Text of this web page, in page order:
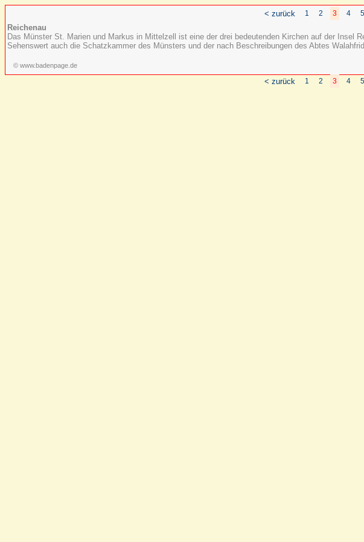
< zurück 1 2 3 4 5
Reichenau
Das Münster St. Marien und Markus in Mittelzell ist eine der drei bedeutenden Kirchen auf der Insel
Sehenswert auch die Schatzkammer des Münsters und der nach Beschreibungen des Abtes
© www.badenpage.de
< zurück 1 2 3 4 5